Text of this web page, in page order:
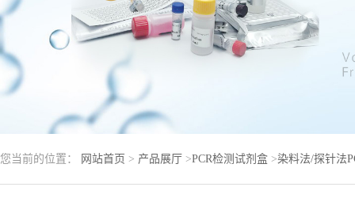
您当前的位置： 网站首页 > 产品展厅 >PCR检测试剂盒 >染料法/探针法